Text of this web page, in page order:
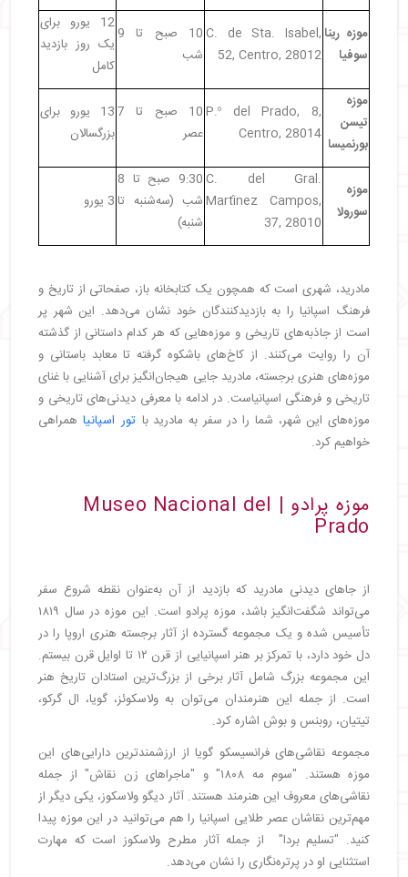
موزه رینا
سوفیا
C. de Sta. Isabel,
52, Centro, 28012
10 صبح تا 9
شب
12 یورو برای
یک روز بازدید
کامل
موزه
تیسن
بورنمیسا
P.º del Prado, 8,
Centro, 28014
10 صبح تا 7
عصر
13 یورو برای
بزرگسالان
موزه
سورولا
C. del Gral.
Martínez Campos,
37, 28010
9:30 صبح تا 8
شب (سه‌شنبه تا
شنبه)
3 یورو
مادرید، شهری است که همچون یک کتابخانه باز، صفحاتی از تاریخ و
فرهنگ اسپانیا را به بازدیدکنندگان خود نشان می‌دهد. این شهر پر
است از جاذبه‌های تاریخی و موزه‌هایی که هر کدام داستانی از گذشته
آن را روایت می‌کنند. از کاخ‌های باشکوه گرفته تا معابد باستانی و
موزه‌های هنری برجسته، مادرید جایی هیجان‌انگیز برای آشنایی با غنای
تاریخی و فرهنگی اسپانیاست. در ادامه با معرفی دیدنی‌های تاریخی و
موزه‌های این شهر، شما را در سفر به مادرید با تور اسپانیا همراهی
خواهیم کرد.
موزه پرادو | Museo Nacional del
Prado
از جاهای دیدنی مادرید که بازدید از آن به‌عنوان نقطه شروع سفر
می‌تواند شگفت‌انگیز باشد، موزه پرادو است. این موزه در سال ۱۸۱۹
تأسیس شده و یک مجموعه گسترده از آثار برجسته هنری اروپا را در
دل خود دارد، با تمرکز بر هنر اسپانیایی از قرن ۱۲ تا اوایل قرن بیستم.
این مجموعه بزرگ شامل آثار برخی از بزرگ‌ترین استادان تاریخ هنر
است. از جمله این هنرمندان می‌توان به ولاسکوئز، گویا، ال گرکو،
تیتیان، روبنس و بوش اشاره کرد.
مجموعه نقاشی‌های فرانسیسکو گویا از ارزشمندترین دارایی‌های این
موزه هستند. "سوم مه ۱۸۰۸" و "ماجراهای زن نقاش" از جمله
نقاشی‌های معروف این هنرمند هستند. آثار دیگو ولاسکوز، یکی دیگر از
مهم‌ترین نقاشان عصر طلایی اسپانیا را هم می‌توانید در این موزه پیدا
کنید. "تسلیم بردا" از جمله آثار مطرح ولاسکوز است که مهارت
استثنایی او در پرتره‌نگاری را نشان می‌دهد.